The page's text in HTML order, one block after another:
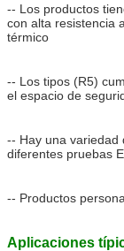
-- Los productos
con alta resistencia
térmico
-- Los tipos (R5)
el espacio de
-- Hay una variedad
diferentes pruebas
-- Productos
Aplicaciones